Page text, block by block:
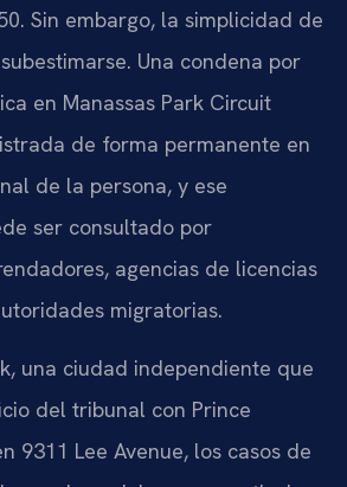
Sin embargo, la simplicidad de
Una condena por
en Manassas Park Circuit
de forma permanente en
de la persona, y ese
ser consultado por
agencias de licencias
migratorias.
una ciudad independiente que
del tribunal con Prince
9311 Lee Avenue, los casos de